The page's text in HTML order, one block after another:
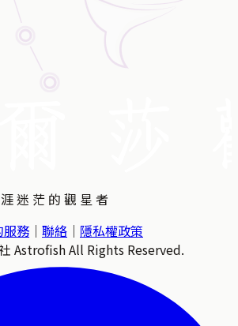
迷 茫 的 觀 星 者
服務 ｜ 聯絡 ｜ 隱私權政策
Astrofish All Rights Reserved.